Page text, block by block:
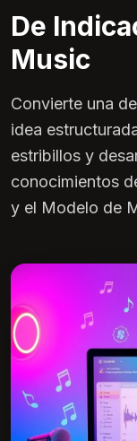
De
Music
Convierte una
idea
estribillos y
conocimientos
y el Modelo de